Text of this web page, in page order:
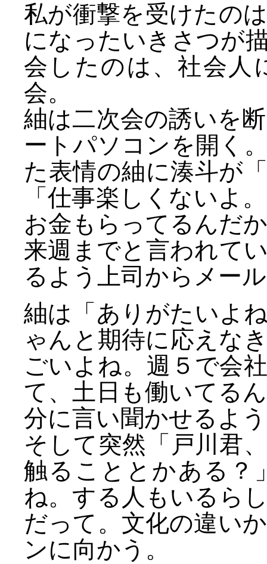
私が衝撃を受けたの
になったいきさつが
会したのは、社会人
会。
紬は二次会の誘いを
ートパソコンを開く
た表情の紬に湊斗が
「仕事楽しくないよ
お金もらってるんだ
来週までと言われて
るよう上司からメー
紬は「ありがたいよ
ゃんと期待に応えな
ごいよね。週５で会
て、土日も働いてる
分に言い聞かせるよ
そして突然「戸川君
触ることとかある？
ね。する人もいるら
だって。文化の違い
ンに向かう。